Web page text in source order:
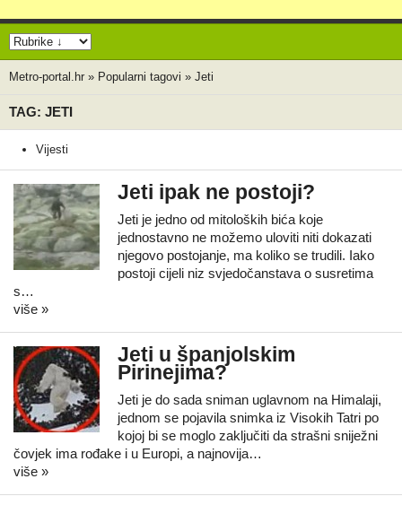
Metro-portal.hr » Popularni tagovi » Jeti
TAG: JETI
Vijesti
Jeti ipak ne postoji?
Jeti je jedno od mitoloških bića koje
jednostavno ne možemo uloviti niti dokazati
njegovo postojanje, ma koliko se trudili. Iako
postoji cijeli niz svjedočanstava o susretima
s…
više »
Jeti u španjolskim
Pirinejima?
Jeti je do sada sniman uglavnom na Himalaji,
jednom se pojavila snimka iz Visokih Tatri po
kojoj bi se moglo zaključiti da strašni sniježni
čovjek ima rođake i u Europi, a najnovija…
više »